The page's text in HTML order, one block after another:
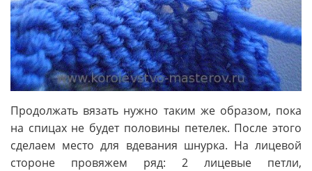
Продолжать вязать нужно таким же образом, пока
на спицах не будет половины петелек. После этого
сделаем место для вдевания шнурка. На лицевой
стороне провяжем ряд: 2 лицевые петли,